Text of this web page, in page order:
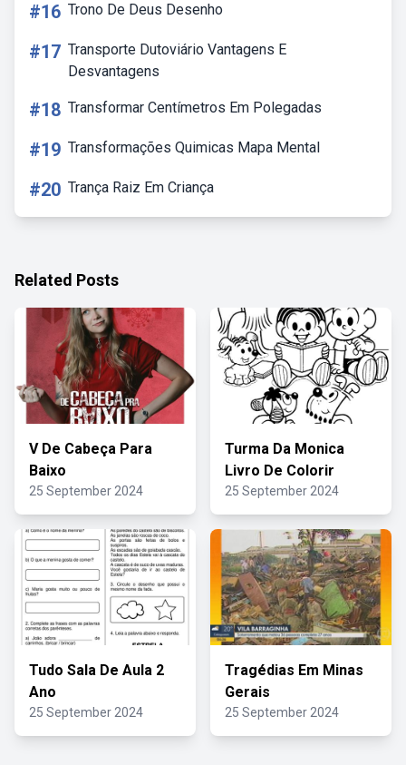
#16 Trono De Deus Desenho
#17 Transporte Dutoviário Vantagens E
Desvantagens
#18 Transformar Centímetros Em Polegadas
#19 Transformações Quimicas Mapa Mental
#20 Trança Raiz Em Criança
Related Posts
V De Cabeça Para
Baixo
25 September 2024
Turma Da Monica
Livro De Colorir
25 September 2024
Tudo Sala De Aula 2
Ano
25 September 2024
Tragédias Em Minas
Gerais
25 September 2024